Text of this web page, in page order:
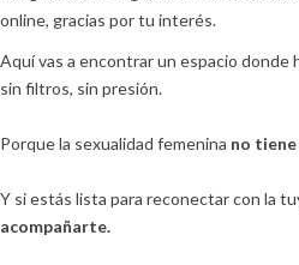
online, gracias por tu interés.
Aquí vas a encontrar un espacio donde
sin filtros, sin presión.
Porque la sexualidad femenina no
Y si estás lista para reconectar con la
acompañarte.